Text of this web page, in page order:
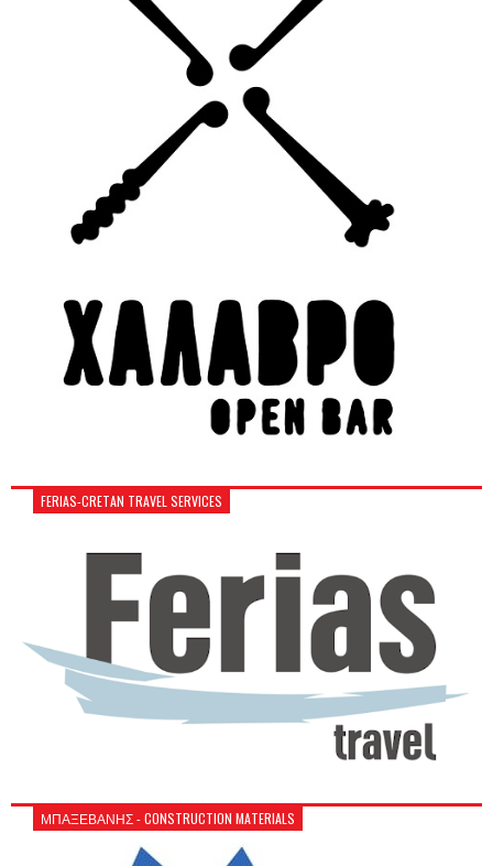
FERIAS-CRETAN TRAVEL SERVICES
ΜΠΑΞΕΒΑΝΗΣ - CONSTRUCTION MATERIALS